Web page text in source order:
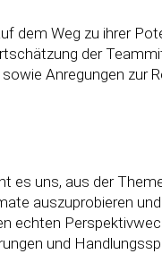
dem Weg zu ihrer
der
Anregungen
es uns, aus der
auszuprobieren
echten
und